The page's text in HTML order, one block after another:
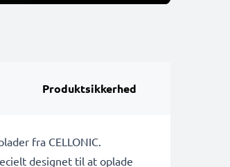
Produktsikkerhed
fra CELLONIC.
designet til at oplade